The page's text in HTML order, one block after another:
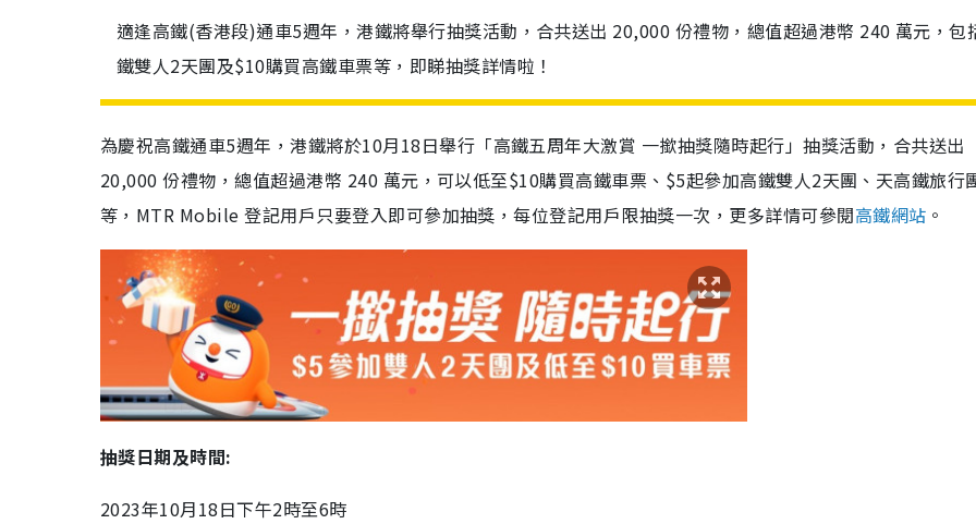
適逢高鐵(香港段)通車5週年，港鐵將舉行抽獎活動，合共送出 20,000 份禮物，總值超過港幣 240 萬元，包
鐵雙人2天團及$10購買高鐵車票等，即睇抽獎詳情啦！
為慶祝高鐵通車5週年，港鐵將於10月18日舉行「高鐵五周年大激賞 一撳抽獎隨時起行」抽獎活動，合共送出
20,000 份禮物，總值超過港幣 240 萬元，可以低至$10購買高鐵車票、$5起參加高鐵雙人2天團、天高鐵旅行
等，MTR Mobile 登記用戶只要登入即可參加抽獎，每位登記用戶限抽獎一次，更多詳情可參閱高鐵網站 。
抽獎日期及時間:
2023年10月18日下午2時至6時